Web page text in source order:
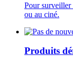
Pour surveiller
ou au ciné.
Produits